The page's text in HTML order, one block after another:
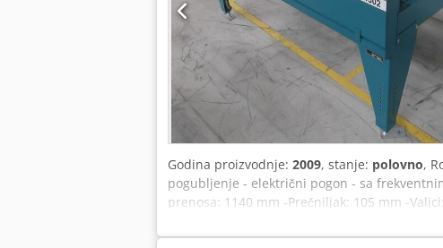
Godina proizvodnje: 2009, stanje: polovno,
pogubljenje - električni pogon - sa
prenosa: 1140 mm -Prečniljak: 105 mm -